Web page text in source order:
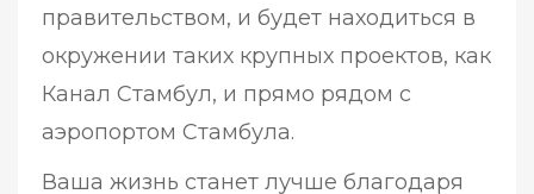
правительством, и будет находиться в
окружении таких крупных проектов, как
Канал Стамбул, и прямо рядом с
аэропортом Стамбула.
Ваша жизнь станет лучше благодаря